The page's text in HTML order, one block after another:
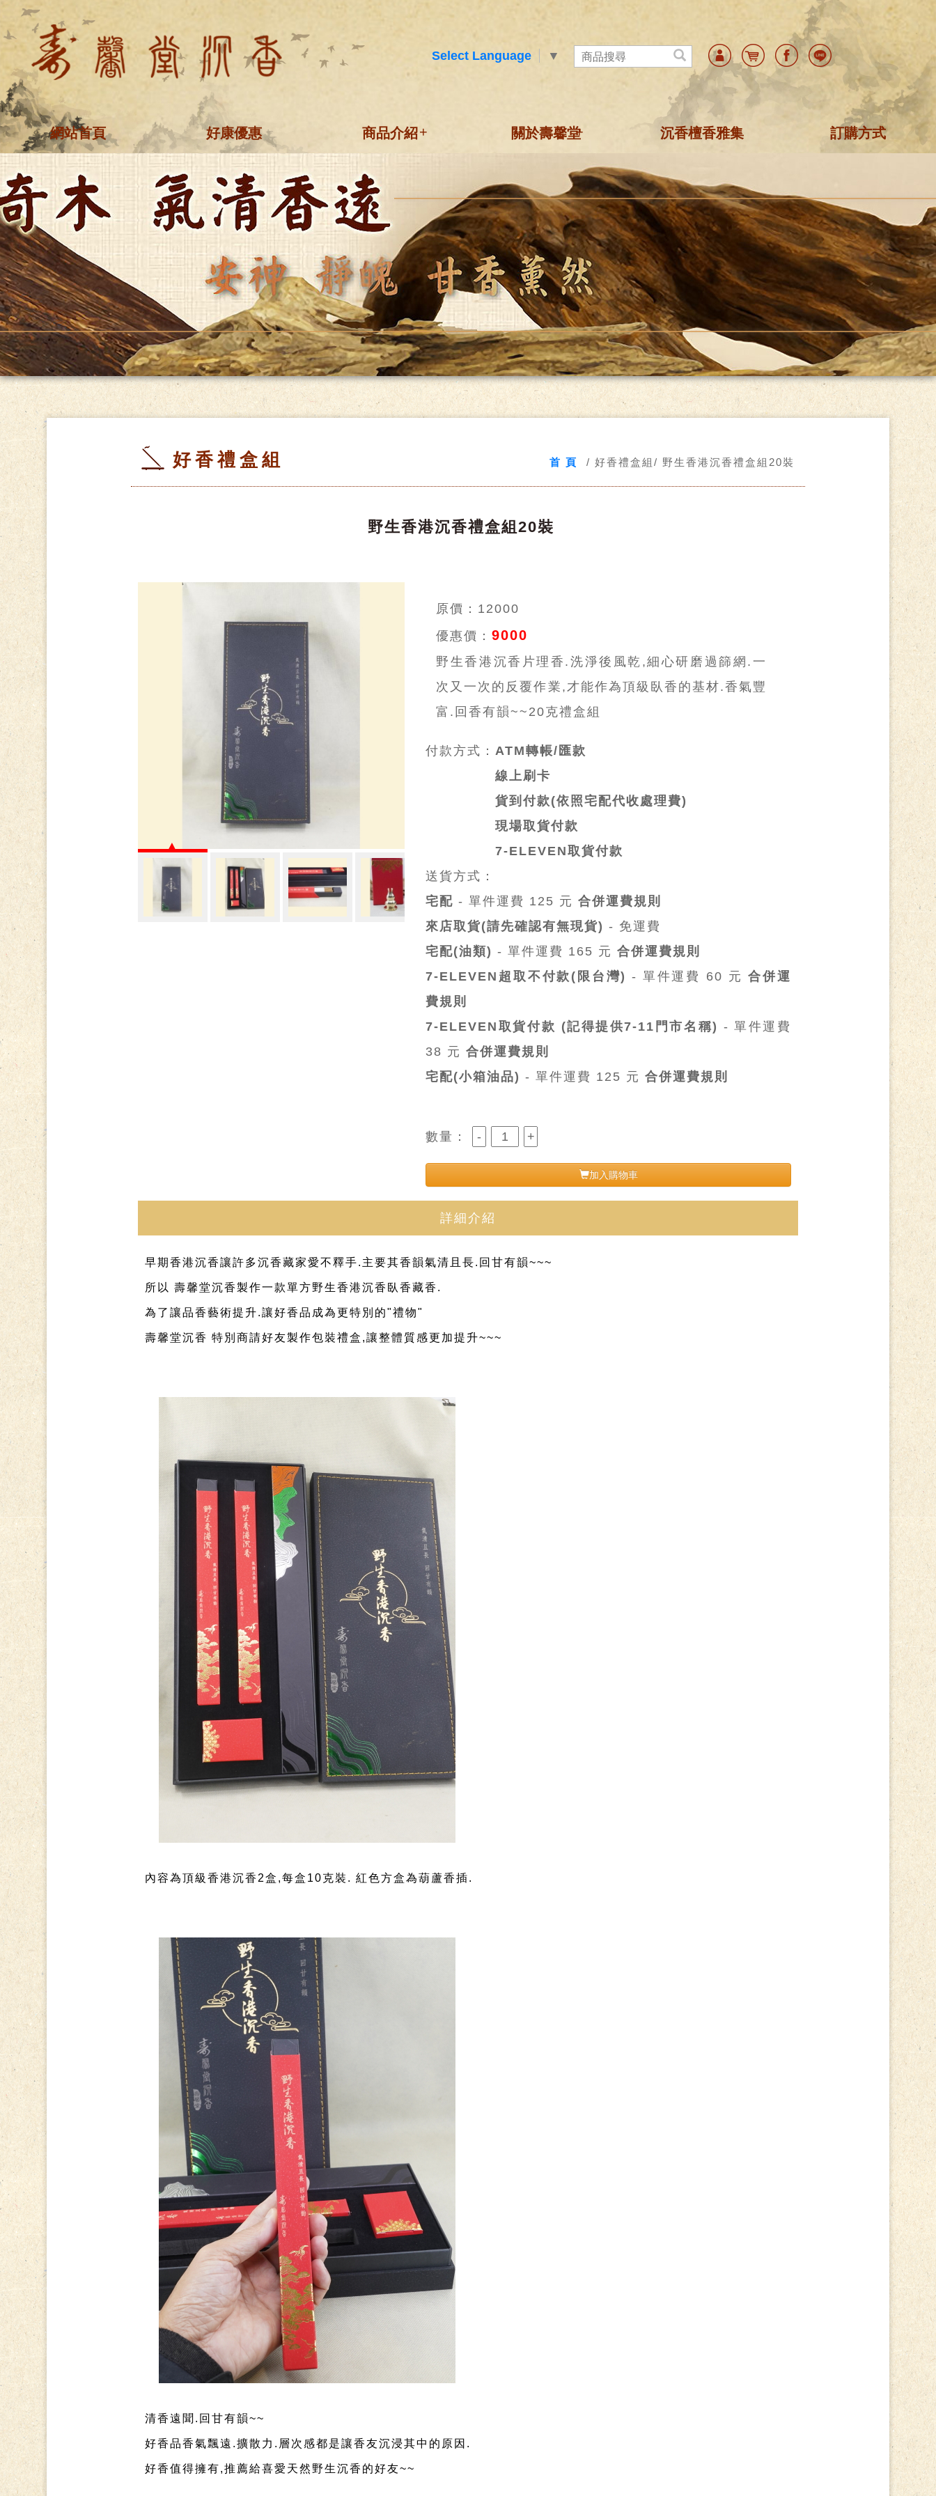
Select Language ▼
網站首頁 好康優惠 商品介紹+ 關於壽馨堂
+ 沉香檀香雅集
+ 訂購方式
好香禮盒組 首 頁 好香禮盒組 野生香港沉香禮盒組20裝
野生香港沉香禮盒組20裝
原價：12000
優惠價：9000
野生香港沉香片理香.洗淨後風乾,細心研磨過篩網.一
次又一次的反覆作業,才能作為頂級臥香的基材.香氣豐
富.回香有韻~~20克禮盒組
付款方式：ATM轉帳/匯款
線上刷卡
貨到付款(依照宅配代收處理費)
現場取貨付款
7-ELEVEN取貨付款
送貨方式：
宅配 - 單件運費 125 元合併運費規則
來店取貨(請先確認有無現貨) - 免運費
宅配(油類) - 單件運費 165 元合併運費規則
7-ELEVEN超取不付款(限台灣) - 單件運費 60 元合併運
費規則
7-ELEVEN取貨付款 (記得提供7-11門市名稱) - 單件運費
38 元合併運費規則
宅配(小箱油品) - 單件運費 125 元合併運費規則
數量：
加入購物車
詳細介紹
早期香港沉香讓許多沉香藏家愛不釋手.主要其香韻氣清且長.回甘有韻~~~
所以 壽馨堂沉香製作一款單方野生香港沉香臥香藏香.
為了讓品香藝術提升.讓好香品成為更特別的"禮物"
壽馨堂沉香 特別商請好友製作包裝禮盒,讓整體質感更加提升~~~
內容為頂級香港沉香2盒,每盒10克裝. 紅色方盒為葫蘆香插.
清香遠聞.回甘有韻~~
好香品香氣飄遠.擴散力.層次感都是讓香友沉浸其中的原因.
好香值得擁有,推薦給喜愛天然野生沉香的好友~~